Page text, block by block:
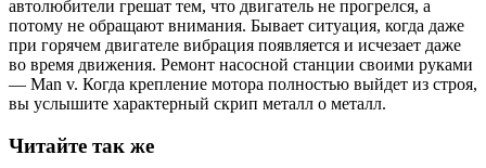
автолюбители грешат тем, что двигатель не прогрелся, а
потому не обращают внимания. Бывает ситуация, когда даже
при горячем двигателе вибрация появляется и исчезает даже
во время движения. Ремонт насосной станции своими руками
— Man v. Когда крепление мотора полностью выйдет из строя,
вы услышите характерный скрип металл о металл.
Читайте так же